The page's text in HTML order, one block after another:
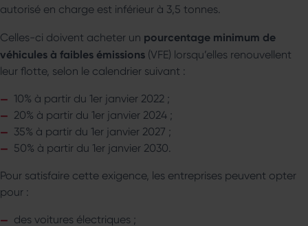
autorisé en charge est inférieur à 3,5 tonnes.
Celles-ci doivent acheter un pourcentage minimum de
véhicules à faibles émissions (VFE) lorsqu’elles renouvellent
leur flotte, selon le calendrier suivant :
10% à partir du 1er janvier 2022 ;
20% à partir du 1er janvier 2024 ;
35% à partir du 1er janvier 2027 ;
50% à partir du 1er janvier 2030.
Pour satisfaire cette exigence, les entreprises peuvent opter
pour :
des voitures électriques ;